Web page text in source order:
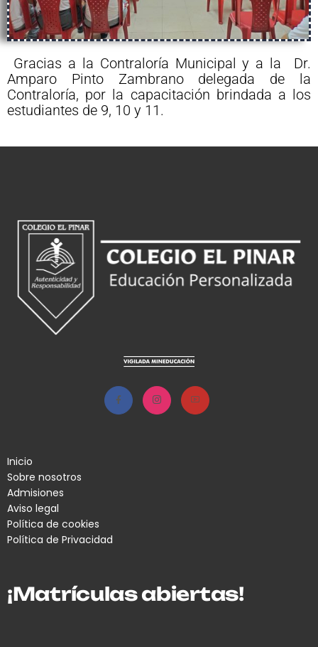
Gracias a la Contraloría Municipal y a la Dr.
Amparo Pinto Zambrano delegada de la
Contraloría, por la capacitación brindada a los
estudiantes de 9, 10 y 11.
Inicio
Sobre nosotros
Admisiones
Aviso legal
Política de cookies
Política de Privacidad
¡Matrículas abiertas!